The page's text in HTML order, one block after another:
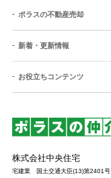
ポラスの不動産売却
新着・更新情報
お役立ちコンテンツ
株式会社中央住宅
宅建業 国土交通大臣(13)第2401号